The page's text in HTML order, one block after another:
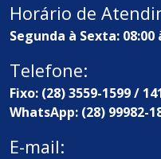
Horário de
Segunda à Sexta: 08:00
Telefone:
Fixo: (28) 3559-1599 /
WhatsApp: (28) 99982-
E-mail: